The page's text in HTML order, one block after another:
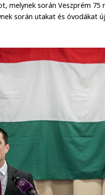
melynek során Veszprém 75
során utakat és óvodákat